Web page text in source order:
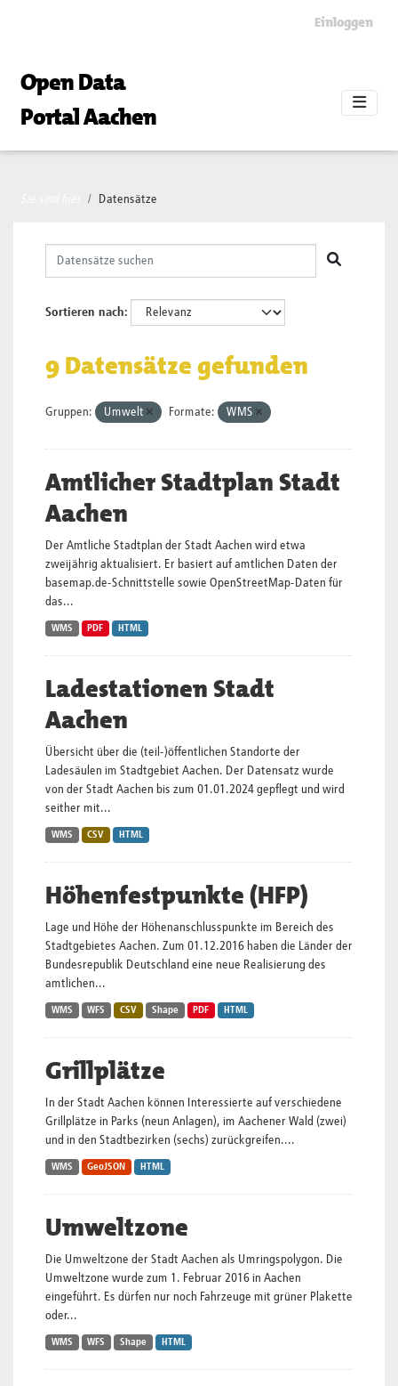
Einloggen
Open Data
Portal Aachen
Datensätze
Sortieren nach
9 Datensätze gefunden
Gruppen: Umwelt Formate: WMS
Amtlicher Stadtplan Stadt
Aachen
Der Amtliche Stadtplan der Stadt Aachen wird etwa
zweijährig aktualisiert. Er basiert auf amtlichen Daten der
basemap.de-Schnittstelle sowie OpenStreetMap-Daten für
das...
WMS PDF HTML
Ladestationen Stadt
Aachen
Übersicht über die (teil-)öffentlichen Standorte der
Ladesäulen im Stadtgebiet Aachen. Der Datensatz wurde
von der Stadt Aachen bis zum 01.01.2024 gepflegt und wird
seither mit...
WMS CSV HTML
Höhenfestpunkte (HFP)
Lage und Höhe der Höhenanschlusspunkte im Bereich des
Stadtgebietes Aachen. Zum 01.12.2016 haben die Länder der
Bundesrepublik Deutschland eine neue Realisierung des
amtlichen...
WMS WFS CSV Shape PDF HTML
Grillplätze
In der Stadt Aachen können Interessierte auf verschiedene
Grillplätze in Parks (neun Anlagen), im Aachener Wald (zwei)
und in den Stadtbezirken (sechs) zurückgreifen....
WMS GeoJSON HTML
Umweltzone
Die Umweltzone der Stadt Aachen als Umringspolygon. Die
Umweltzone wurde zum 1. Februar 2016 in Aachen
eingeführt. Es dürfen nur noch Fahrzeuge mit grüner Plakette
oder...
WMS WFS Shape HTML